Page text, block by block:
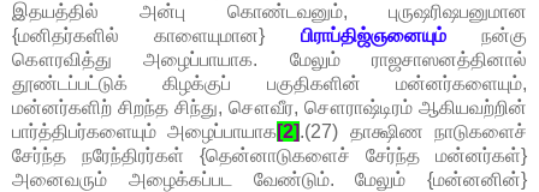
இதயத்தில் அன்பு கொண்டவனும், புருஷரிஷபனுமான
{மனிதர்களில் காளையுமான} பிராப்திஜ்ஞனையும்நன்கு
கௌரவித்து அழைப்பாயாக. மேலும் ராஜசாஸனத்தினால்
தூண்டப்பட்டுக் கிழக்குப் பகுதிகளின் மன்னர்களையும்,
மன்னர்களிற் சிறந்த சிந்து, சௌவீர, சௌராஷ்டிரம் ஆகியவற்றின்
பார்த்திபர்களையும் அழைப்பாயாக[2].(27) தாக்ஷிண நாடுகளைச்
சேர்ந்த நரேந்திரர்கள் {தென்னாடுகளைச் சேர்ந்த மன்னர்கள்}
அனைவரும் அழைக்கப்பட வேண்டும். மேலும் {மன்னனின்}